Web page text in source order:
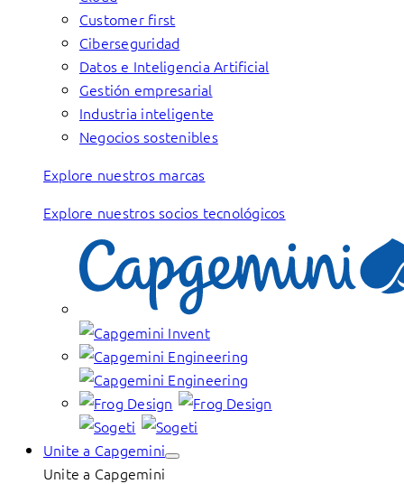
Customer first
Ciberseguridad
Datos e Inteligencia Artificial
Gestión empresarial
Industria inteligente
Negocios sostenibles
Explore nuestros marcas
Explore nuestros socios tecnológicos
Unite a Capgemini
Unite a Capgemini